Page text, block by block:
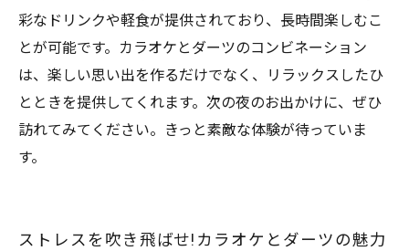
彩なドリンクや軽食が提供されており、長時間楽しむこ
とが可能です。カラオケとダーツのコンビネーション
は、楽しい思い出を作るだけでなく、リラックスしたひ
とときを提供してくれます。次の夜のお出かけに、ぜひ
訪れてみてください。きっと素敵な体験が待っていま
す。
ストレスを吹き飛ばせ!カラオケとダーツの魅力